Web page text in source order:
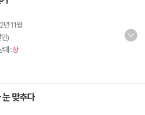
11월
)
태 :상
맞추다